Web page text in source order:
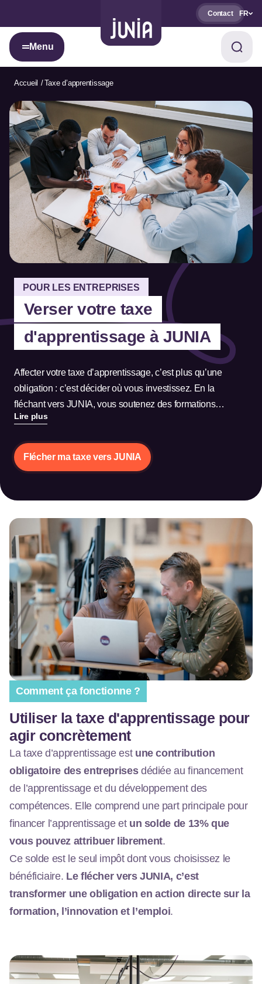
Contact FR
Menu
Accueil Taxe d’apprentissage
POUR LES ENTREPRISES
Verser votre taxe
d'apprentissage à JUNIA
Affecter votre taxe d’apprentissage, c’est plus qu’une
obligation : c’est décider où vous investissez. En la
fléchant vers JUNIA, vous soutenez des formations
ancrées dans le réel. Et vous contribuez à former des
Lire plus
Flécher ma taxe vers JUNIA
Comment ça fonctionne ?
Utiliser la taxe d'apprentissage pour
agir concrètement
La taxe d’apprentissage est une contribution
obligatoire des entreprises dédiée au financement
de l’apprentissage et du développement des
compétences. Elle comprend une part principale pour
financer l’apprentissage et un solde de 13% que
vous pouvez attribuer librement.
Ce solde est le seul impôt dont vous choisissez le
bénéficiaire. Le flécher vers JUNIA, c’est
transformer une obligation en action directe sur la
formation, l’innovation et l’emploi.